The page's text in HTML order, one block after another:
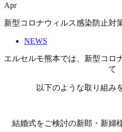
Apr
新型コロナウィルス感染防止対
NEWS
エルセルモ熊本では、新型コロ
て
以下のような取り組み
結婚式をご検討の新郎・新婦